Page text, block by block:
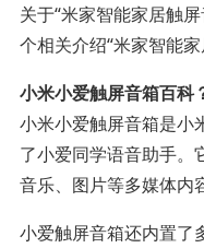
关于“米家智能家居触
个相关介绍“米家智能
小米小爱触屏音箱百科
小米小爱触屏音箱是小
了小爱同学语音助手。
音乐、图片等多媒体内
小爱触屏音箱还内置了